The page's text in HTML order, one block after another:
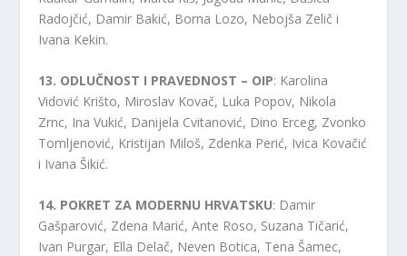
Radojčić, Damir Bakić, Borna Lozo, Nebojša Zelič i
Ivana Kekin.
13. ODLUČNOST I PRAVEDNOST – OIP: Karolina
Vidović Krišto, Miroslav Kovač, Luka Popov, Nikola
Zrnc, Ina Vukić, Danijela Cvitanović, Dino Erceg, Zvonko
Tomljenović, Kristijan Miloš, Zdenka Perić, Ivica Kovačić
i Ivana Šikić.
14. POKRET ZA MODERNU HRVATSKU: Damir
Gašparović, Zdena Marić, Ante Roso, Suzana Tičarić,
Ivan Purgar, Ella Delač, Neven Botica, Tena Šamec,